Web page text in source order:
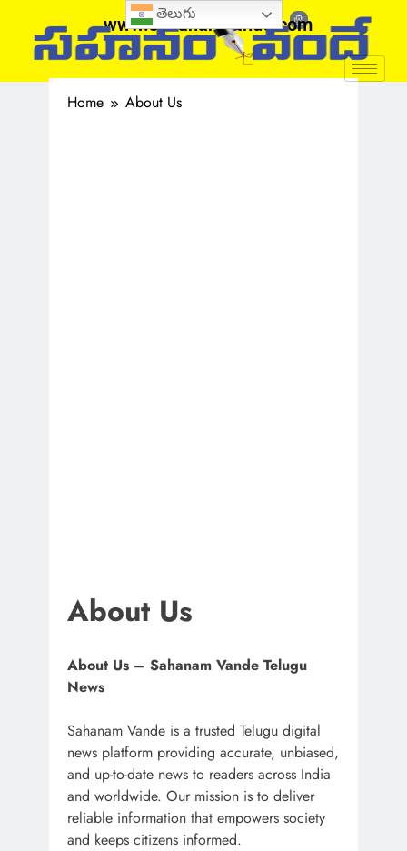
www.sahanamvande.com
Home About Us
About Us
About Us – Sahanam Vande Telugu
News
Sahanam Vande is a trusted Telugu digital
news platform providing accurate, unbiased,
and up-to-date news to readers across India
and worldwide. Our mission is to deliver
reliable information that empowers society
and keeps citizens informed.
తెలుగు